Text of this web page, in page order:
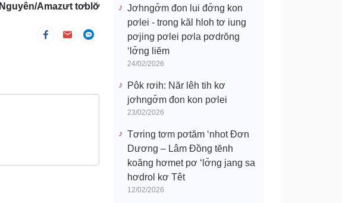
Amazưt tơblơ̆
Jơhngơ̆m đon lui đơ̆ng kon
pơlei - trong kăl hloh tơ iung
pơjing pơlei pơla pơdrŏng
‘lơ̆ng liĕm
24/02/2026
Pôk rơih: Năr lêh tih kơ
jơhngơ̆m đon kon pơlei
23/02/2026
Tơring tơm pơtăm ‘nhot Đơn
Dương – Lâm Đồng tĕnh
koăng hơmet pơ ‘lơ̆ng jang sa
hơdrol kơ Têt
12/02/2026